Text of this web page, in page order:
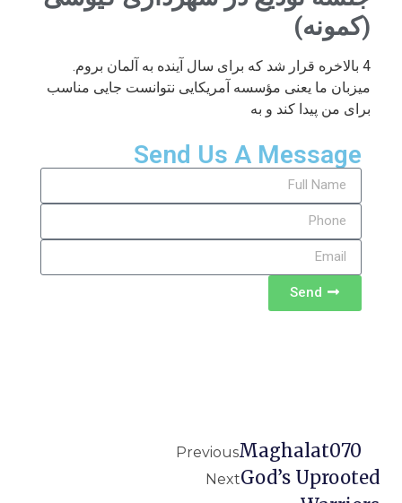
(کمونه)
4 بالاخره قرار شد که برای سال آینده به آلمان بروم.
میزبان ما یعنی مؤسسه آمریکایی نتوانست جایی مناسب
برای من پیدا کند و به
Send Us A Message
Send
PreviousMaghalat070
NextGod’s Uprooted